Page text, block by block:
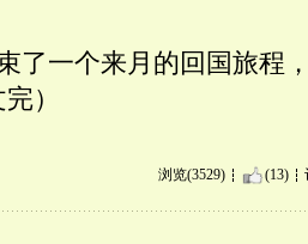
了一个来月的回国旅程
）
浏览(3529) (13)